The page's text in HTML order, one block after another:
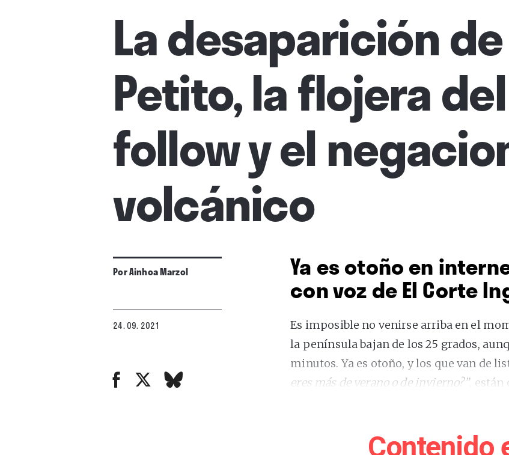
La desaparición
Petito, la flojera
follow y el
volcánico
PorAinhoa Marzol
24. 09. 2021
Ya es otoño en
con voz de El Corte
Es imposible no venirse arriba en el
la península bajan de los 25 grados,
minutos. Ya es otoño, y los que van de
eres más de verano o de invierno?”, están
quieran estar a la última, aquí va mi
Contenido